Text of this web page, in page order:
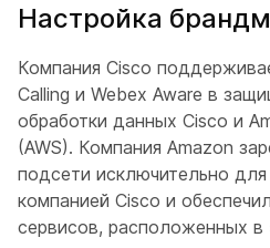
Настройка
Компания Cisco
Calling и Webex Aware в
обработки данных Cisco и
(AWS). Компания Amazon
подсети исключительно для
компанией Cisco и
сервисов, расположенных в